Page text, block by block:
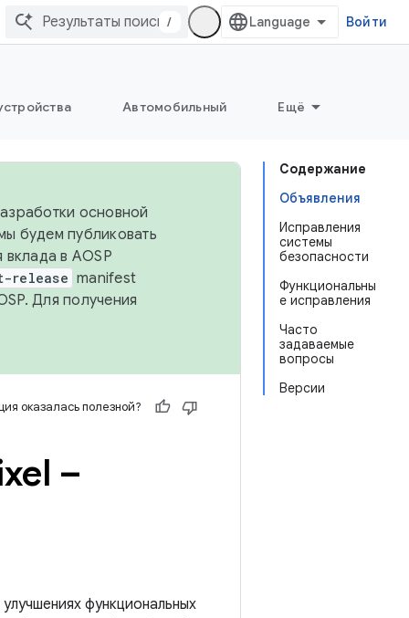
/ Войти
Автомобильный Ещё
Содержание
Объявления
Исправления
системы
безопасности
Функциональны
е исправления
Часто
задаваемые
вопросы
Версии
основной
будем публиковать
в AOSP
release manifest
Для получения
оказалась полезной?
–
функциональных